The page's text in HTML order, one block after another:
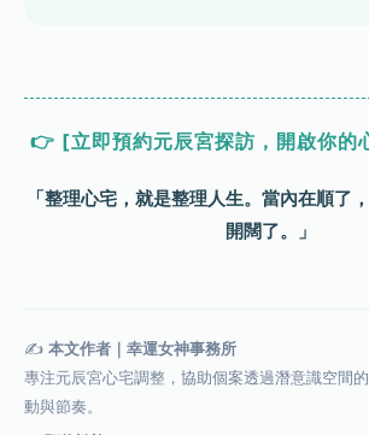
👉 [立即預約元辰宮探訪，開啟你的
「整理心宅，就是整理人生。當內在順了
開闊了。」
✍️ 本文作者｜幸運女神事務所
專注元辰宮心宅調整，協助個案透過潛意識空間
動與節奏。